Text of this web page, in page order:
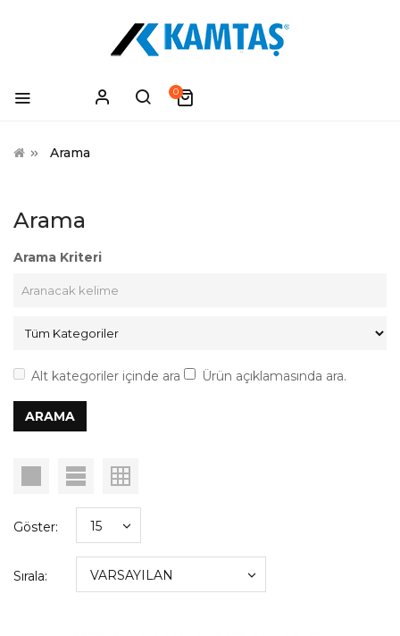
0
Arama
Arama
Arama Kriteri
Alt kategoriler içinde ara Ürün açıklamasında ara.
Göster:
Sırala: